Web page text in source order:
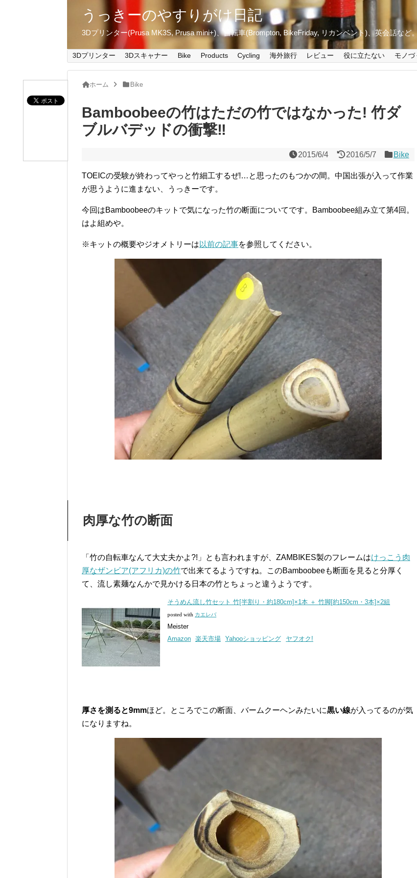
うっきーのやすりがけ日記
3Dプリンター(Prusa MK3S, Prusa mini+)、自転車(Brompton, BikeFriday, リカンベント)、英会話など
3Dプリンター 3Dスキャナー Bike Products Cycling 海外旅行 レビュー 役に立たない モノづ
ホーム Bike
Bamboobeeの竹はただの竹ではなかった! 竹ダ
ブルバデッドの衝撃‼︎
2015/6/4 2016/5/7 Bike
TOEICの受験が終わってやっと竹細工するぜ!…と思ったのもつかの間。中国出張が入って作業
が思うように進まない、うっきーです。
今回はBamboobeeのキットで気になった竹の断面についてです。Bamboobee組み立て第4回。
はよ組めや。
※キットの概要やジオメトリーは 以前の記事を参照してください。
肉厚な竹の断面
「竹の自転車なんて大丈夫かよ?!」とも言われますが、ZAMBIKES製のフレームはけっこう肉
厚なザンビア(アフリカ)の竹で出来てるようですね。このBamboobeeも断面を見ると分厚く
て、流し素麺なんかで見かける日本の竹とちょっと違うようです。
そうめん流し竹セット 竹[半割り・約180cm]×1本 ＋ 竹脚[約150cm・3本]×2組
posted with カエレバ
Meister
Amazon 楽天市場 Yahooショッピング ヤフオク!
厚さを測ると9mmほど。ところでこの断面、バームクーヘンみたいに黒い線が入ってるのが気
になりますね。